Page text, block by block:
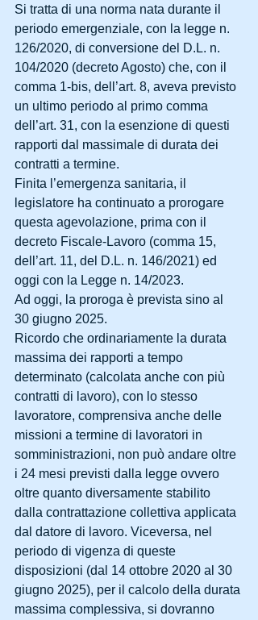
Si tratta di una norma nata durante il
periodo emergenziale, con la legge n.
126/2020, di conversione del D.L. n.
104/2020 (decreto Agosto) che, con il
comma 1-bis, dell’art. 8, aveva previsto
un ultimo periodo al primo comma
dell’art. 31, con la esenzione di questi
rapporti dal massimale di durata dei
contratti a termine.
Finita l’emergenza sanitaria, il
legislatore ha continuato a prorogare
questa agevolazione, prima con il
decreto Fiscale-Lavoro (comma 15,
dell’art. 11, del D.L. n. 146/2021) ed
oggi con la Legge n. 14/2023.
Ad oggi, la proroga è prevista sino al
30 giugno 2025.
Ricordo che ordinariamente la durata
massima dei rapporti a tempo
determinato (calcolata anche con più
contratti di lavoro), con lo stesso
lavoratore, comprensiva anche delle
missioni a termine di lavoratori in
somministrazioni, non può andare oltre
i 24 mesi previsti dalla legge ovvero
oltre quanto diversamente stabilito
dalla contrattazione collettiva applicata
dal datore di lavoro. Viceversa, nel
periodo di vigenza di queste
disposizioni (dal 14 ottobre 2020 al 30
giugno 2025), per il calcolo della durata
massima complessiva, si dovranno